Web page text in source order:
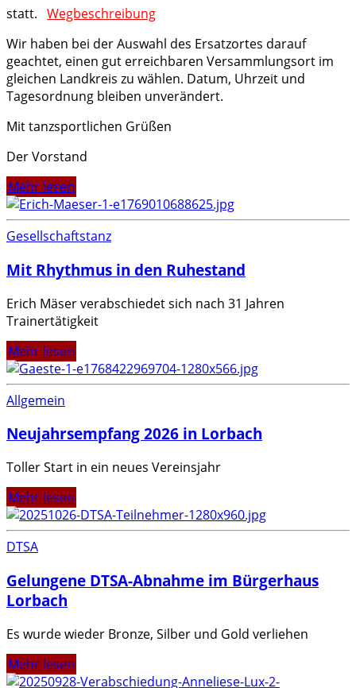
statt. Wegbeschreibung
Wir haben bei der Auswahl des Ersatzortes darauf
geachtet, einen gut erreichbaren Versammlungsort im
gleichen Landkreis zu wählen. Datum, Uhrzeit und
Tagesordnung bleiben unverändert.
Mit tanzsportlichen Grüßen
Der Vorstand
Mehr lesen
Gesellschaftstanz
Mit Rhythmus in den Ruhestand
Erich Mäser verabschiedet sich nach 31 Jahren
Trainertätigkeit
Mehr lesen
Allgemein
Neujahrsempfang 2026 in Lorbach
Toller Start in ein neues Vereinsjahr
Mehr lesen
DTSA
Gelungene DTSA-Abnahme im Bürgerhaus
Lorbach
Es wurde wieder Bronze, Silber und Gold verliehen
Mehr lesen